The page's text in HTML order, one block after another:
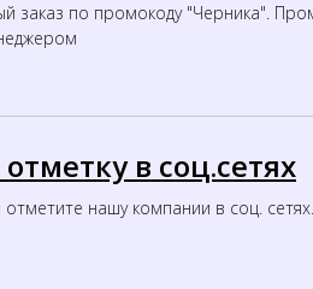
заказ по промокоду "Черника".
в соц.сетях
нашу компании в соц. сетях.